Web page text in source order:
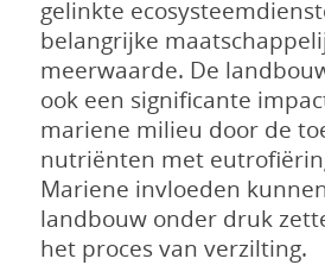
gelinkte
belangrijke
meerwaarde. De
ook een significante
mariene milieu door de
nutriënten met
Mariene invloeden
landbouw onder druk
het proces van verzilting.